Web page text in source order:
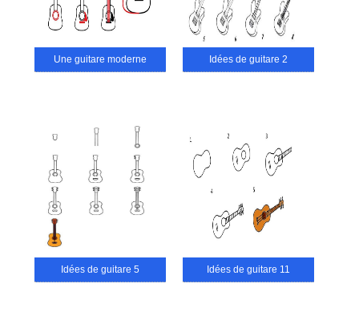
Une guitare moderne Idées de guitare 2
Idées de guitare 5 Idées de guitare 11